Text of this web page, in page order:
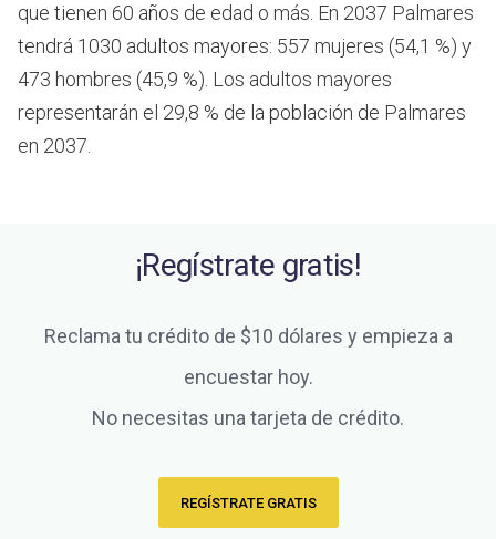
que tienen 60 años de edad o más. En 2037 Palmares
tendrá 1030 adultos mayores: 557 mujeres (54,1 %) y
473 hombres (45,9 %). Los adultos mayores
representarán el 29,8 % de la población de Palmares
en 2037.
¡Regístrate gratis!
Reclama tu crédito de $10 dólares y empieza a
encuestar hoy.
No necesitas una tarjeta de crédito.
REGÍSTRATE GRATIS